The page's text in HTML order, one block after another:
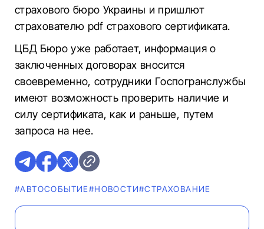
страхового бюро Украины и пришлют
страхователю pdf страхового сертификата.
ЦБД Бюро уже работает, информация о
заключенных договорах вносится
своевременно, сотрудники Госпогранслужбы
имеют возможность проверить наличие и
силу сертификата, как и раньше, путем
запроса на нее.
#АВТОСОБЫТИЕ#НОВОСТИ#СТРАХОВАНИЕ